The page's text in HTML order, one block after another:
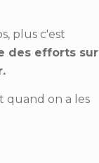
plus c'est
des efforts sur
quand on a les